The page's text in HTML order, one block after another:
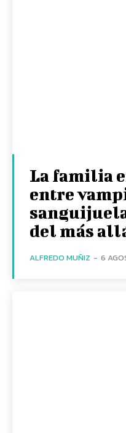
La familia
entre
del más
ALFREDO MUÑIZ - 6